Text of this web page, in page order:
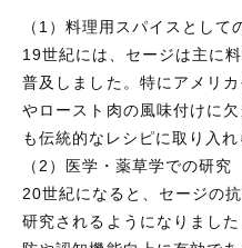
（1）料理用スパイスとして
19世紀には、セージは主に
普及しました。特にアメリ
やロースト肉の風味付けに
も伝統的なレシピに取り入れ
（2）医学・薬草学での研究
20世紀になると、セージの
研究されるようになりまし